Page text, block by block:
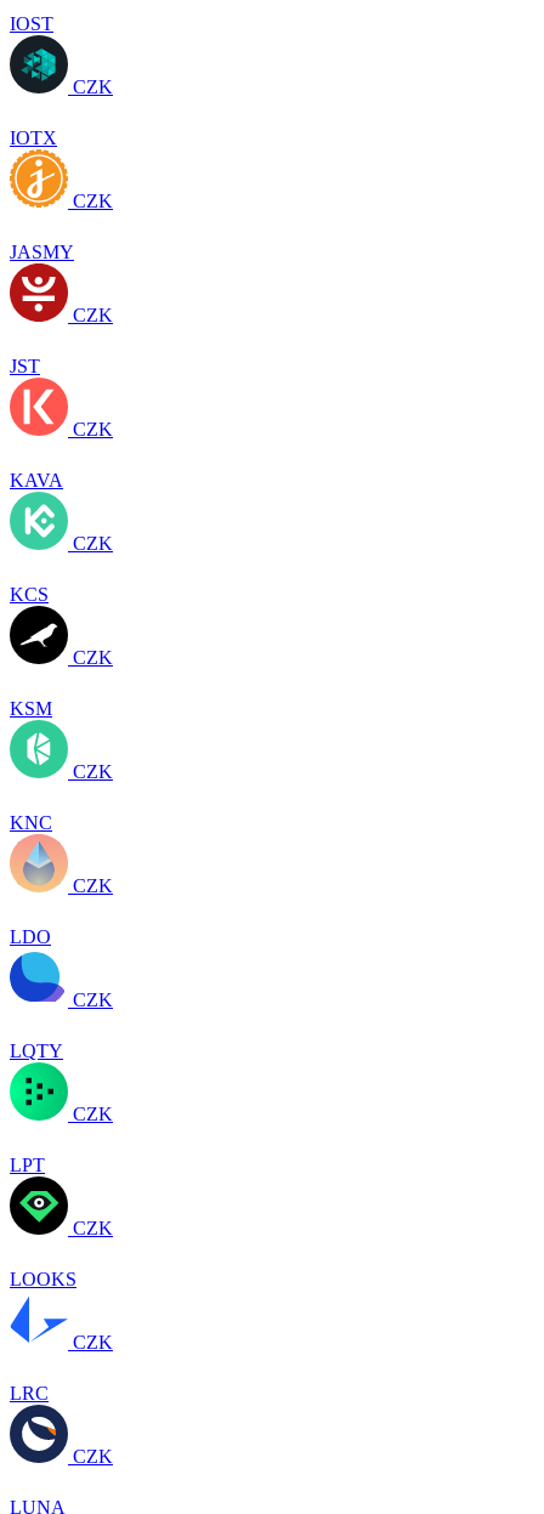
IOST
CZK
IOTX
CZK
JASMY
CZK
JST
CZK
KAVA
CZK
KCS
CZK
KSM
CZK
KNC
CZK
LDO
CZK
LQTY
CZK
LPT
CZK
LOOKS
CZK
LRC
CZK
LUNA